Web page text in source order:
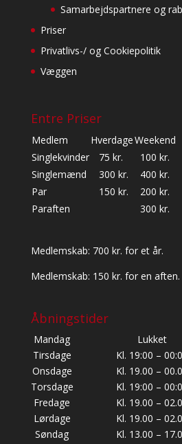
Samarbejdspartnere og
Priser
Privatlivs-/ og Cookiepolitik
Væggen
Entre Priser
Medlem HverdageWeekend
Singlekvinder
75 kr.
100 kr.
Singlemænd
300 kr.
400 kr.
Par
150 kr.
200 kr.
Paraften
300 kr.
Medlemskab: 700 kr. for et år.
Medlemskab: 150 kr. for en aften.
Åbningstider
Mandag
Lukket
Tirsdage
Kl. 19:00 –
Onsdage
Kl. 19.00 –
Torsdage
Kl. 19:00 –
Fredage
Kl. 19.00 –
Lørdage
Kl. 19.00 –
Søndag
Kl. 13.00 –